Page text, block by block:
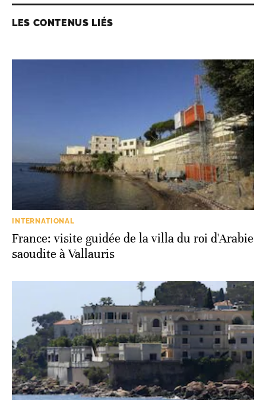
LES CONTENUS LIÉS
INTERNATIONAL
France: visite guidée de la villa du roi d'Arabie
saoudite à Vallauris